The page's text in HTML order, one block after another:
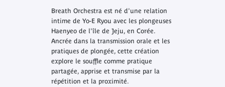
Breath Orchestraest né d'une relation
intime de Yo-E Ryou avec les plongeuses
Haenyeo de l'île de Jeju, en Corée.
Ancrée dans la transmission orale et les
pratiques de plongée, cette création
explore le souffle comme pratique
partagée, apprise et transmise par la
répétition et la proximité.